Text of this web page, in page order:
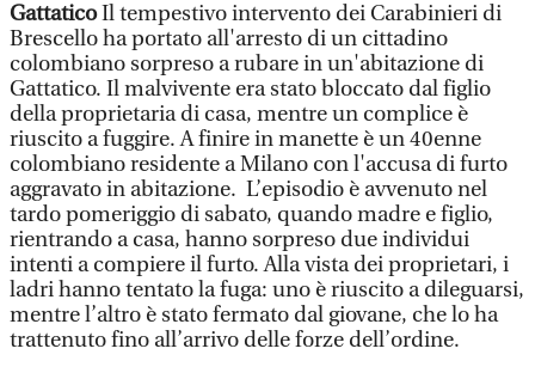
GattaticoIl tempestivo intervento dei Carabinieri di
Brescello ha portato all'arresto di un cittadino
colombiano sorpreso a rubare in un'abitazione di
Gattatico. Il malvivente era stato bloccato dal figlio
della proprietaria di casa, mentre un complice è
riuscito a fuggire. A finire in manette è un 40enne
colombiano residente a Milano con l'accusa di furto
aggravato in abitazione. L’episodio è avvenuto nel
tardo pomeriggio di sabato, quando madre e figlio,
rientrando a casa, hanno sorpreso due individui
intenti a compiere il furto. Alla vista dei proprietari, i
ladri hanno tentato la fuga: uno è riuscito a dileguarsi,
mentre l’altro è stato fermato dal giovane, che lo ha
trattenuto fino all’arrivo delle forze dell’ordine.